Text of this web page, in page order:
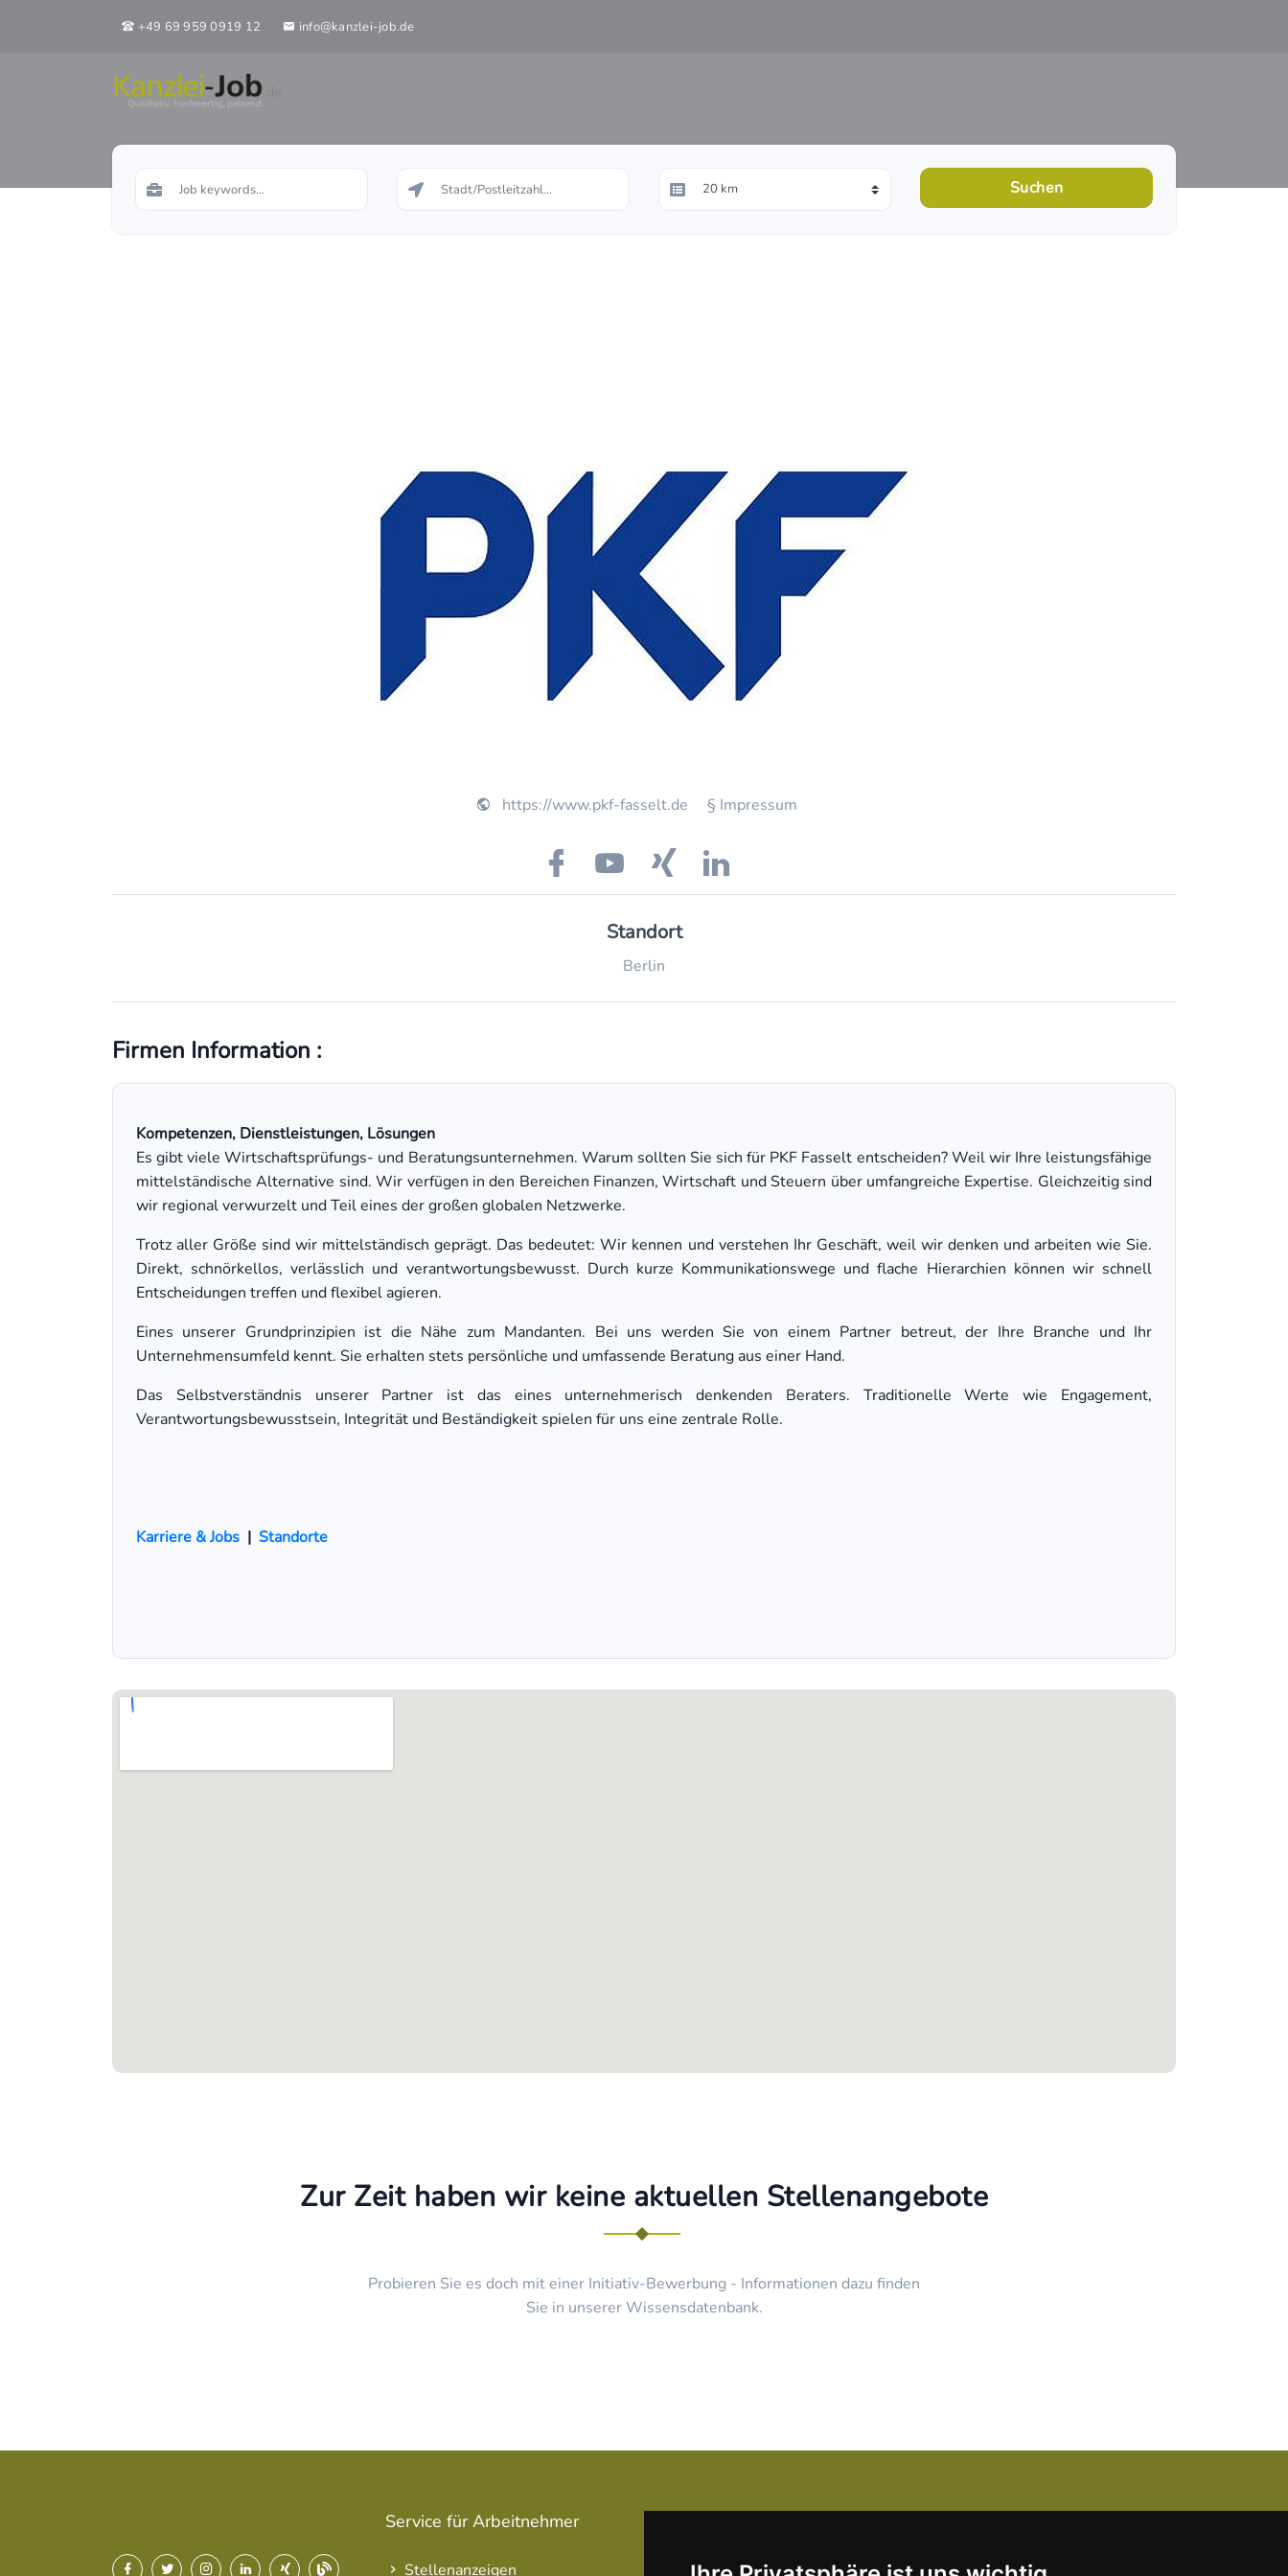
+49 69 959 0919 12 info@kanzlei-job.de
https://www.pkf-fasselt.de § Impressum
Standort
Berlin
Firmen Information :
Kompetenzen, Dienstleistungen, Lösungen
Es gibt viele Wirtschaftsprüfungs- und Beratungsunternehmen. Warum sollten Sie sich für PKF Fasselt entscheiden? Weil wir Ihre leistungsfähige
mittelständische Alternative sind. Wir verfügen in den Bereichen Finanzen, Wirtschaft und Steuern über umfangreiche Expertise. Gleichzeitig sind
wir regional verwurzelt und Teil eines der großen globalen Netzwerke.
Trotz aller Größe sind wir mittelständisch geprägt. Das bedeutet: Wir kennen und verstehen Ihr Geschäft, weil wir denken und arbeiten wie Sie.
Direkt, schnörkellos, verlässlich und verantwortungsbewusst. Durch kurze Kommunikationswege und flache Hierarchien können wir schnell
Entscheidungen treffen und flexibel agieren.
Eines unserer Grundprinzipien ist die Nähe zum Mandanten. Bei uns werden Sie von einem Partner betreut, der Ihre Branche und Ihr
Unternehmensumfeld kennt. Sie erhalten stets persönliche und umfassende Beratung aus einer Hand.
Das Selbstverständnis unserer Partner ist das eines unternehmerisch denkenden Beraters. Traditionelle Werte wie Engagement,
Verantwortungsbewusstsein, Integrität und Beständigkeit spielen für uns eine zentrale Rolle.
Karriere & Jobs | Standorte
Zur Zeit haben wir keine aktuellen Stellenangebote
Probieren Sie es doch mit einer Initiativ-Bewerbung - Informationen dazu finden
Sie in unserer Wissensdatenbank.
Service für Arbeitnehmer
Stellenanzeigen Stellenanzeige schalten Kanzlei-Job Blog